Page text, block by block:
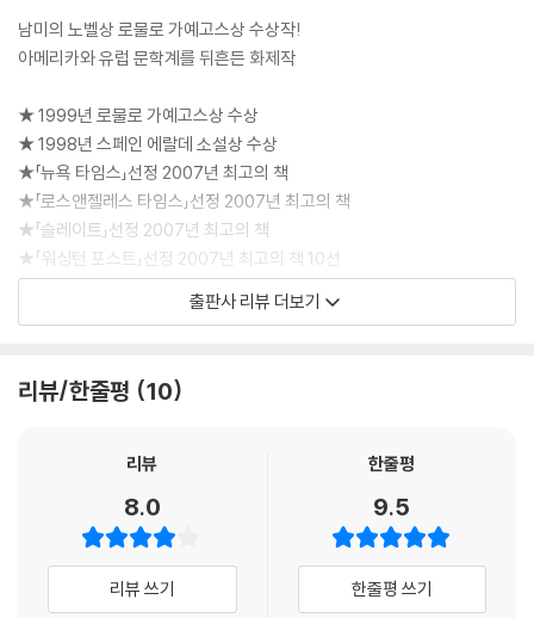
남미의 노벨상 로물로 가예고스상 수상작!
아메리카와 유럽 문학계를 뒤흔든 화제작
★ 1999년 로물로 가예고스상 수상
★ 1998년 스페인 에랄데 소설상 수상
★「뉴욕 타임스」선정 2007년 최고의 책
★「로스앤젤레스 타임스」선정 2007년 최고의 책
★「슬레이트」선정 2007년 최고의 책
★「워싱턴 포스트」선정 2007년 최고의 책 10선
★『뉴욕 매거진』선정 2007년 최고의 책 10선
★「샌프란시스코 크로니클」선정 2007년 최고의 책
탐정들』이 열린책들에서 출간되었다. 1998년 출간 직후 라틴 아메리카의
상을 수상하며 볼라뇨를 스페인어권 최고의 작가의 자리에 올려놓은 대표
작이다. 또한 이 작품이 영어로 번역되어 출간된 2007년에는 「뉴욕 타임
스」를 비롯하여 「로스앤젤레스 타임스」, 「워싱턴 포스트」, 「샌프란시스코
크로니클」 등 영어권 유수의 언론들이 하나같이 「올해의 책」으로 꼽으며
출판사 리뷰 더보기
리뷰/한줄평 10
리뷰
8.0
리뷰 쓰기
한줄평
9.5
한줄평 쓰기